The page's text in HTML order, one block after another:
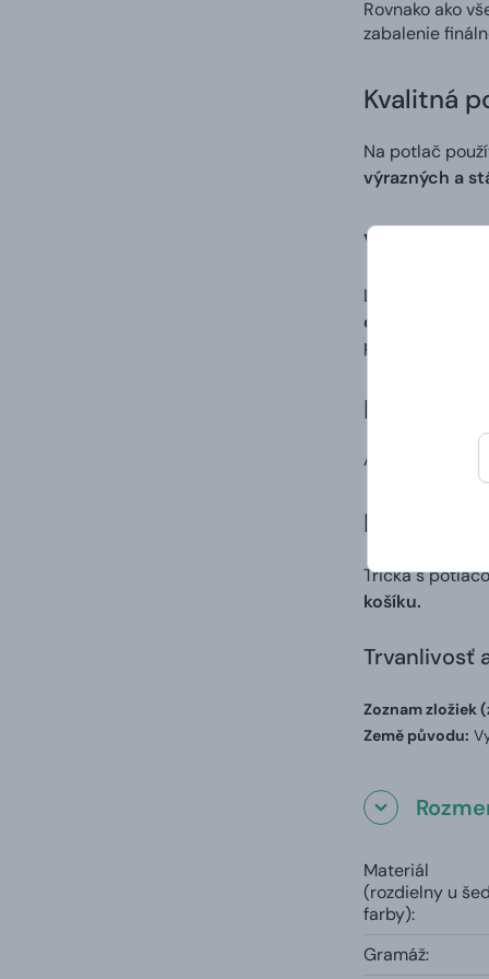
Rovnako ako
zabalenie
Kvalitná
Na potlač
výrazných a
Vlastný
Ľahko a rýchlo
digitálna potlač
po procese
Doručenie
A to vrátane
Tričká s
košíku.
Trvanlivosť
Zoznam zložiek
Země původu:
Materiál
(rozdielny u
farby):
Gramáž: